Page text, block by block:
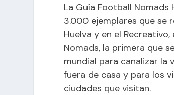
La Guía Football
3.000 ejemplares que se
Huelva y en el
Nomads, la primera que
mundial para canalizar la
fuera de casa y para los
ciudades que visitan.